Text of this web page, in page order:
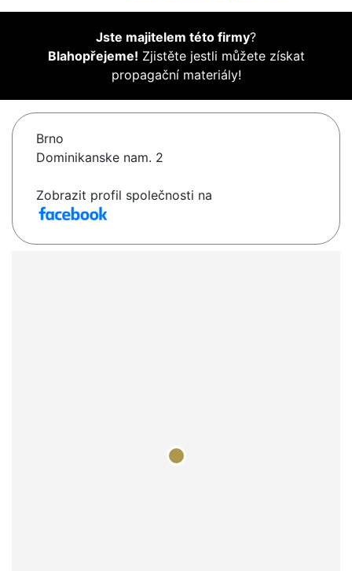
Jste majitelem této firmy?
Blahopřejeme! Zjistěte jestli můžete získat
propagační materiály!
Brno
Dominikanske nam. 2
Zobrazit profil společnosti na